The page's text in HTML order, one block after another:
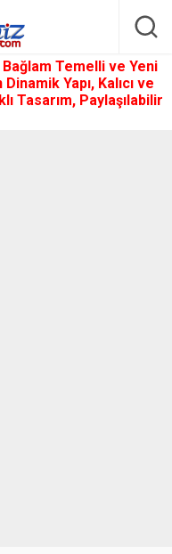
Temelli ve Yeni
Yapı, Kalıcı ve
Tasarım, Paylaşılabilir